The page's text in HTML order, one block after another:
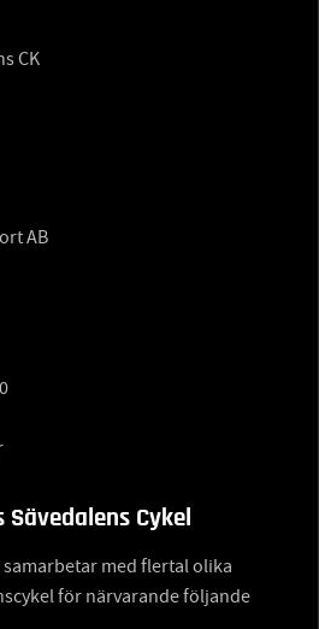
CK
AB
Cykel
samarbetar med flertal olika
för närvarande följande